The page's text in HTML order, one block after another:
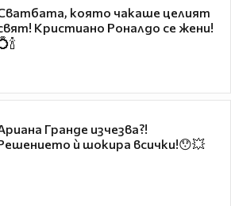
която чакаше целият
Кристиано Роналдо се жени!
Гранде изчезва?!
ѝ шокира всички!😯💥